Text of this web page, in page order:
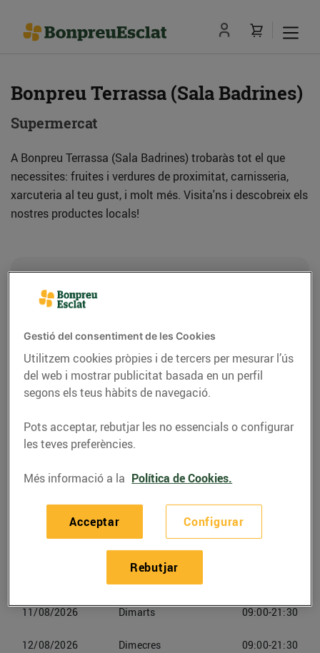
Bonpreu Terrassa (Sala Badrines)
Supermercat
A Bonpreu Terrassa (Sala Badrines) trobaràs tot el que
necessites: fruites i verdures de proximitat, carnisseria,
xarcuteria al teu gust, i molt més. Visita'ns i descobreix els
nostres productes locals!
C. Baldrich,169 (08223) Terrassa
Telèfon
937408836
Trucar-hi
Horaris Bonpreu Terrassa
08/08/2026
11/08/2026 Dimarts 09:00-21:30
12/08/2026 Dimecres 09:00-21:30
Gestió del consentiment de les Cookies
Utilitzem cookies pròpies i de tercers per mesurar l’ús
del web i mostrar publicitat basada en un perfil
segons els teus hàbits de navegació.
Pots acceptar, rebutjar les no essencials o configurar
les teves preferències.
Més informació a la Política de Cookies.
Configurar
Rebutjar
Acceptar